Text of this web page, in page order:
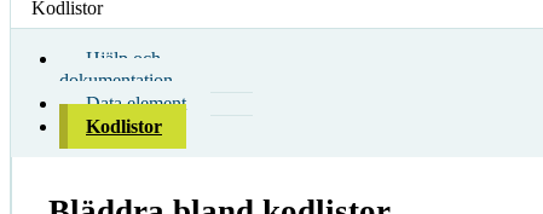
Kodlistor
Hjälp och
dokumentation
Data element
Kodlistor